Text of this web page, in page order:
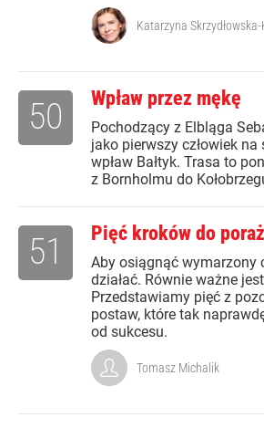
Katarzyna
Wpław przez mękę
Pochodzący z Elbląga
jako pierwszy człowiek na
wpław Bałtyk. Trasa to
z Bornholmu do
50
Pięć kroków do
Aby osiągnąć wymarzony
działać. Równie ważne
Przedstawiamy pięć z
postaw, które tak
od sukcesu.
51
Tomasz Michalik